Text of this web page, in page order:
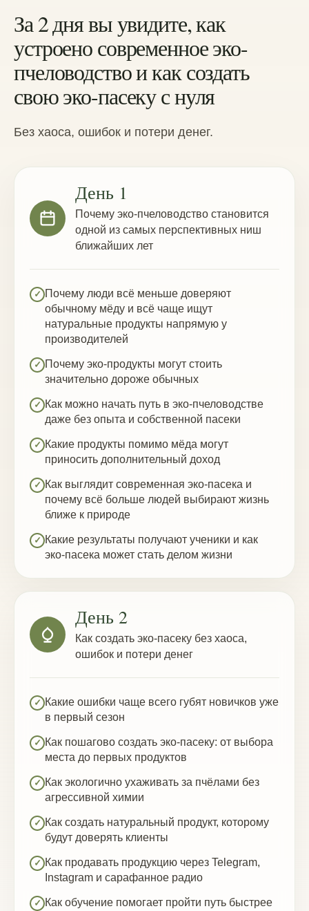
За 2 дня вы увидите, как
устроено современное эко-
пчеловодство и как создать
свою эко-пасеку с нуля
Без хаоса, ошибок и потери денег.
День 1
Почему эко-пчеловодство становится
одной из самых перспективных ниш
ближайших лет
✓ Почему люди всё меньше доверяют
обычному мёду и всё чаще ищут
натуральные продукты напрямую у
производителей
✓ Почему эко-продукты могут стоить
значительно дороже обычных
✓ Как можно начать путь в эко-пчеловодстве
даже без опыта и собственной пасеки
✓ Какие продукты помимо мёда могут
приносить дополнительный доход
✓ Как выглядит современная эко-пасека и
почему всё больше людей выбирают жизнь
ближе к природе
✓ Какие результаты получают ученики и как
эко-пасека может стать делом жизни
День 2
Как создать эко-пасеку без хаоса,
ошибок и потери денег
✓ Какие ошибки чаще всего губят новичков уже
в первый сезон
✓ Как пошагово создать эко-пасеку: от выбора
места до первых продуктов
✓ Как экологично ухаживать за пчёлами без
агрессивной химии
✓ Как создать натуральный продукт, которому
будут доверять клиенты
✓ Как продавать продукцию через Telegram,
Instagram и сарафанное радио
✓ Как обучение помогает пройти путь быстрее